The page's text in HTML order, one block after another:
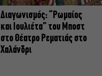
Διαγωνισμός: “Ρωμαίος
και Ιουλιέτα” του Μποστ
στο Θέατρο Ρεματιάς στο
Χαλάνδρι